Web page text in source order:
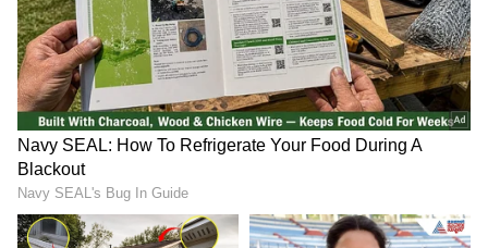
ಆ್ಯಂಟನಿ ಈ ಚಿತ್ರವನ್ನು ನಿರ್ದೇಶಿಸುತ್ತಿರುವುದರಿಂದ 'ತುಡಕ್ಕಂ'
ಮೇಲೆ ಸಹಜವಾಗಿಯೇ ನಿರೀಕ್ಷೆ ಹೆಚ್ಚಾಗಿದೆ. ಇಂಟ್ರೆಸ್ಟಿಂಗ್
ಅಂದ್ರೆ, ನಿರ್ಮಾಪಕ ಆ್ಯಂಟನಿ ಪೆರುಂಬಾವೂರ್ ಅವರ ಮಗ
ಆಶಿಶ್ ಜೋ ಆ್ಯಂಟನಿ ಕೂಡ ಈ ಚಿತ್ರದಲ್ಲಿ ವೊಂದನ್ನು
ಮಾಡುತ್ತಿದ್ದಾರೆ. ಈ ಮೂಲಕ ಅವರು ಮೇನ್‌ಸ್ಟ್ರೀಮ್
ಸಿನಿಮಾಗೆ ಎಂಟ್ರಿ ಕೊಡುತ್ತಿದ್ದಾರೆ. ಈ ಹಿಂದೆ 'ಎಂಪುರಾನ್'
ಚಿತ್ರದಲ್ಲಿ ಆಶಿಶ್ ಒಂದು ಸಣ್ಣ ಪಾತ್ರದಲ್ಲಿ ಮಿಂಚಿದ್ದರು.